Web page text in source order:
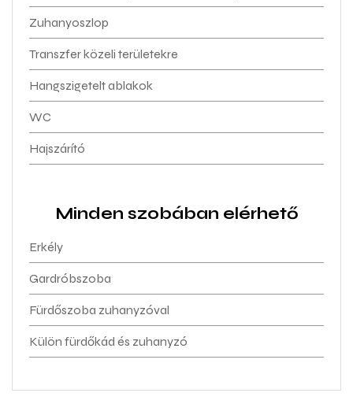
Zuhanyoszlop
Transzfer közeli területekre
Hangszigetelt ablakok
WC
Hajszárító
Minden szobában elérhető
Erkély
Gardróbszoba
Fürdőszoba zuhanyzóval
Külön fürdőkád és zuhanyzó